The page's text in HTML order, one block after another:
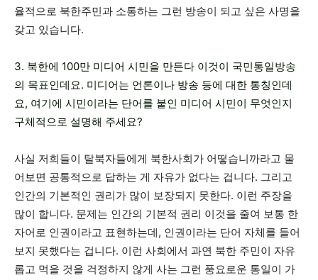
율적으로 북한주민과 소통하는 그런 방송이 되고 싶은 사명을
갖고 있습니다.
3. 북한에 100만 미디어 시민을 만든다 이것이 국민통일방송
의 목표인데요. 미디어는 언론이나 방송 등에 대한 통칭인데
요, 여기에 시민이라는 단어를 붙인 미디어 시민이 무엇인지
구체적으로 설명해 주세요?
사실 저희들이 탈북자들에게 북한사회가 어떻습니까라고 물
어보면 공통적으로 답하는 게 자유가 없다는 겁니다. 그리고
인간의 기본적인 권리가 많이 보장되지 못한다. 이런 주장을
많이 합니다. 문제는 인간의 기본적 권리 이것을 줄여 보통 한
자어로 인권이라고 표현하는데, 인권이라는 단어 자체를 들어
보지 못했다는 겁니다. 이런 사회에서 과연 북한 주민이 자유
롭고 먹을 것을 걱정하지 않게 사는 그런 풍요로운 통일이 가